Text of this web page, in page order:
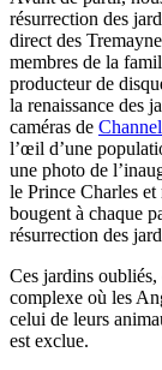
résurrection des
direct des
membres de la
producteur de
la renaissance des
caméras de
l’œil d’une
une photo de
le Prince Charles et
bougent à chaque
résurrection des
Ces jardins
complexe où les
celui de leurs
est exclue.